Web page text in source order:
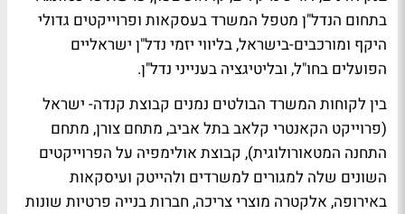
בתחום הנדל"ן מטפל המשרד בעסקאות ופרוייקטים גדולי
היקף ומורכבים-בישראל, בליווי יזמי נדל"ן ישראליים
הפועלים בחו"ל, ובליטיגציה בענייני נדל"ן.
בין לקוחות המשרד הבולטים נמנים קבוצת קנדה- ישראל
(פרוייקט הקאנטרי קלאב בתל אביב, מתחם צורן, מתחם
התחנה המטאורולוגית), קבוצת אולימפיה על הפרוייקטים
השונים שלה למגורים למשרדים ולהייטק ועיסקאות
באירופה, אלקטרה מוצרי צריכה, חברות בנייה פרטיות שונות